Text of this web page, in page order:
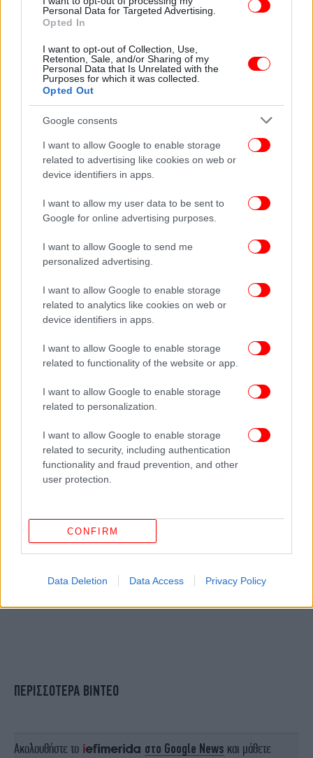
Personal Data for Targeted Advertising.
Opted In
I want to opt-out of Collection, Use,
Retention, Sale, and/or Sharing of my
Personal Data that Is Unrelated with the
Purposes for which it was collected.
Opted Out
Google consents
I want to allow Google to enable storage
related to advertising like cookies on web or
device identifiers in apps.
I want to allow my user data to be sent to
Google for online advertising purposes.
I want to allow Google to send me
personalized advertising.
I want to allow Google to enable storage
related to analytics like cookies on web or
device identifiers in apps.
I want to allow Google to enable storage
related to functionality of the website or app.
I want to allow Google to enable storage
related to personalization.
I want to allow Google to enable storage
related to security, including authentication
functionality and fraud prevention, and other
user protection.
CONFIRM
Data Deletion Data Access Privacy Policy
Adidas εναντίον Puma: Η οικογενειακή κόντρα που
άλλαξε για πάντα την ιστορία του αθλητισμού και
δημιούργησε δύο «κολοσσούς»
Με αλλαγές το Κύπελλο Ελλάδας τη νέα χρονιά -Πόσες
Το Chat GPΤ «μίλησε» για το Ολυμπιακός-
Παναθηναϊκός AKTOR: Αυτή η ομάδα θα κατακτήσει το
πρωτάθλημα Ελλάδας -Η σειρά θα τελειώσει στο ΟΑΚΑ!
ΠΕΡΙΣΣΟΤΕΡΑ ΒΙΝΤΕΟ
Ακολουθήστε το στο Google News και μάθετε